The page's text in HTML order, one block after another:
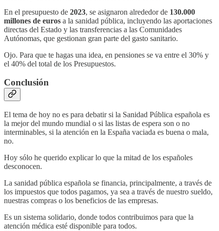
En el presupuesto de 2023, se asignaron alrededor de 130.000
millones de euros a la sanidad pública, incluyendo las aportaciones
directas del Estado y las transferencias a las Comunidades
Autónomas, que gestionan gran parte del gasto sanitario.
Ojo. Para que te hagas una idea, en pensiones se va entre el 30% y
el 40% del total de los Presupuestos.
Conclusión
El tema de hoy no es para debatir si la Sanidad Pública española es
la mejor del mundo mundial o si las listas de espera son o no
interminables, si la atención en la España vaciada es buena o mala,
no.
Hoy sólo he querido explicar lo que la mitad de los españoles
desconocen.
La sanidad pública española se financia, principalmente, a través de
los impuestos que todos pagamos, ya sea a través de nuestro sueldo,
nuestras compras o los beneficios de las empresas.
Es un sistema solidario, donde todos contribuimos para que la
atención médica esté disponible para todos.